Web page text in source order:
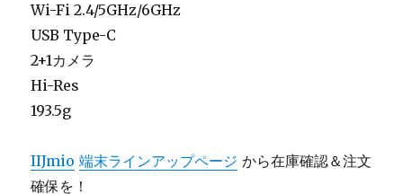
Wi-Fi 2.4/5GHz/6GHz
USB Type-C
2+1カメラ
Hi-Res
193.5g
IIJmio 端末ラインアップページ から在庫確認＆注文
確保を！